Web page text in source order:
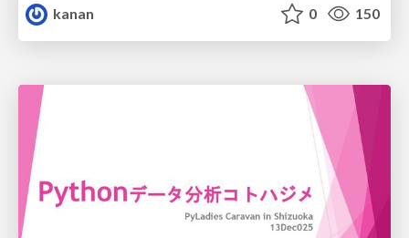
kanan
0 150